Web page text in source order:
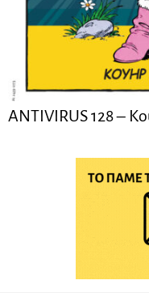
ANTIVIRUS 128 –